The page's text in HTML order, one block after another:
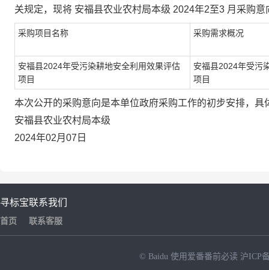
关规定，现将 安福县农业农村局本级 2024年2至3 月采购意
采购项目名称 采购需求概况
安福县2024年受污染耕地安全利用效果评估
项目
安福县2024年受污
项目
本次公开的采购意向是本单位政府采购工作的初步安排，
安福县农业农村局本级
2024年02月07日
寻标宝
首页
联系我们
联系客服
© Baidu 使用爱番番前必读 沪ICP